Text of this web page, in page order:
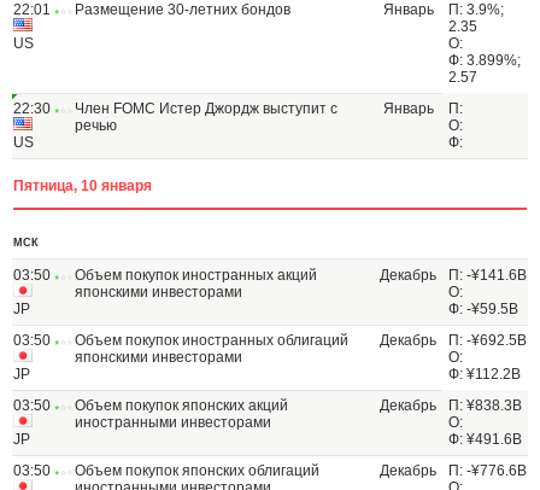
22:01
US
Размещение 30-летних бондов Январь
П: 3.9%;
2.35
О:
Ф: 3.899%;
2.57
22:30
US
Член FOMC Истер Джордж выступит с
речью
Январь
П:
О:
Ф:
Пятница, 10 января
МСК
03:50
JP
Объем покупок иностранных акций
японскими инвесторами
Декабрь
П: -¥141.6B
О:
Ф: -¥59.5B
03:50
JP
Объем покупок иностранных облигаций
японскими инвесторами
Декабрь
П: -¥692.5B
О:
Ф: ¥112.2B
03:50
JP
Объем покупок японских акций
иностранными инвесторами
Декабрь
П: ¥838.3B
О:
Ф: ¥491.6B
03:50
Объем покупок японских облигаций
Декабрь
П: -¥776.6B